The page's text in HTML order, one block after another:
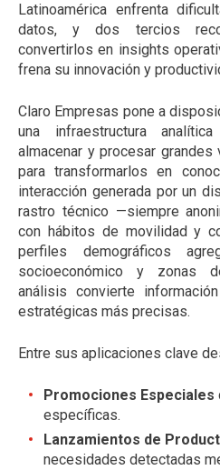
Latinoamérica enfrenta
datos, y dos tercios
convertirlos en insights
frena su innovación y
Claro Empresas pone a
una infraestructura
almacenar y procesar
para transformarlos en
interacción generada por un
rastro técnico —siempre
con hábitos de movilidad y
perfiles demográficos
socioeconómico y zonas
análisis convierte
estratégicas más precisas.
Entre sus aplicaciones clave
Promociones Especiales
específicas.
Lanzamientos de
necesidades detectadas